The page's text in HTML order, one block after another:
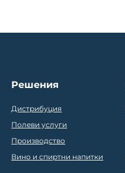
Решения
Дистрибуция
Полеви услуги
Производство
Вино и спиртни напитки